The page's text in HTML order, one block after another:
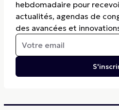
hebdomadaire pour
actualités, agendas de
des avancées et